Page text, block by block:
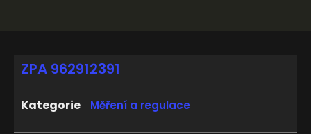
ZPA 962912391
Kategorie Měření a regulace